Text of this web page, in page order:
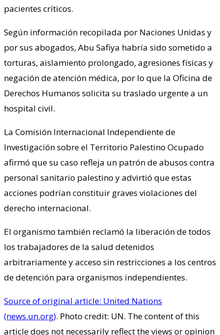
pacientes críticos.
Según información recopilada por Naciones Unidas y
por sus abogados, Abu Safiya habría sido sometido a
torturas, aislamiento prolongado, agresiones físicas y
negación de atención médica, por lo que la Oficina de
Derechos Humanos solicita su traslado urgente a un
hospital civil.
La Comisión Internacional Independiente de
Investigación sobre el Territorio Palestino Ocupado
afirmó que su caso refleja un patrón de abusos contra
personal sanitario palestino y advirtió que estas
acciones podrían constituir graves violaciones del
derecho internacional.
El organismo también reclamó la liberación de todos
los trabajadores de la salud detenidos
arbitrariamente y acceso sin restricciones a los centros
de detención para organismos independientes.
Source of original article: United Nations
(news.un.org). Photo credit: UN. The content of this
article does not necessarily reflect the views or opinion